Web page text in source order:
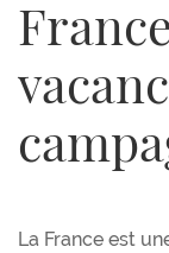
La France est